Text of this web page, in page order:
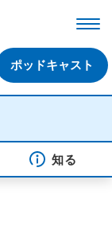
ポッドキャスト
知る